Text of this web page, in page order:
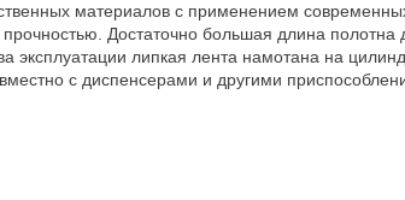
материалов с применением
Достаточно большая длина полотна
эксплуатации липкая лента намотана на
с диспенсерами и другими